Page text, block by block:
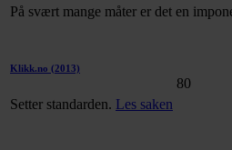
På svært mange måter er det en
Klikk.no (2013)
Setter standarden. Les saken
80